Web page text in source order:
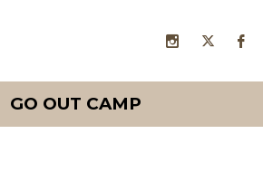
GO OUT CAMP